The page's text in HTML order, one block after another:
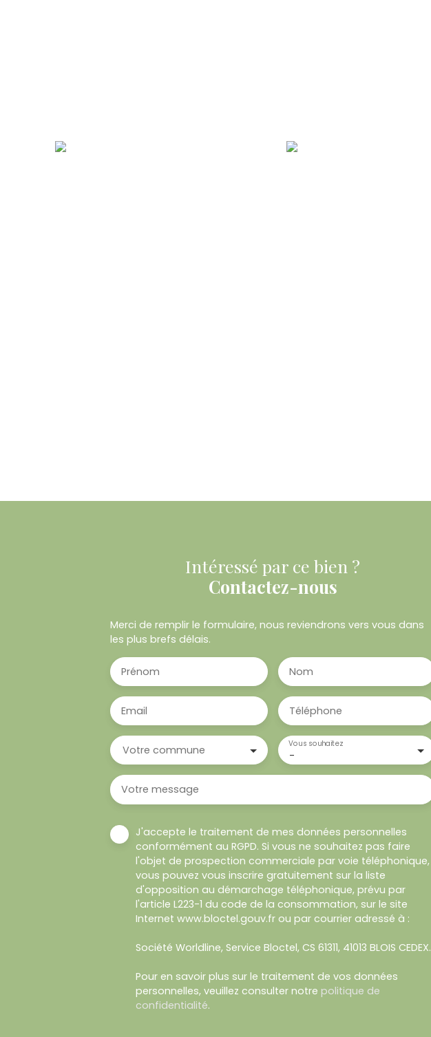
Intéressé par ce bien ?
Contactez-nous
Merci de remplir le formulaire, nous reviendrons vers vous dans
les plus brefs délais.
Prénom Nom
Email Téléphone
Votre commune -
Vous souhaitez
Votre message
J'accepte le traitement de mes données personnelles
conformément au RGPD. Si vous ne souhaitez pas faire
l'objet de prospection commerciale par voie téléphonique,
vous pouvez vous inscrire gratuitement sur la liste
d'opposition au démarchage téléphonique, prévu par
l'article L223-1 du code de la consommation, sur le site
Internet www.bloctel.gouv.fr ou par courrier adressé à :
Société Worldline, Service Bloctel, CS 61311, 41013 BLOIS CEDEX.
Pour en savoir plus sur le traitement de vos données
personnelles, veuillez consulter notre politique de
confidentialité.